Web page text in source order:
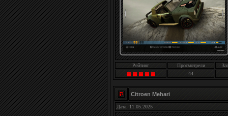
Рейтинг Просмотрели
44
Citroen Mehari
Дата: 11.05.2025